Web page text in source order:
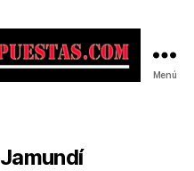
Menú
Jamundí